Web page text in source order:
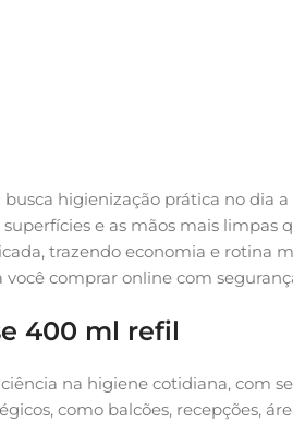
higienização prática no dia
e as mãos mais
trazendo economia e rotina
comprar online com
400 ml refil
na higiene cotidiana, com
como balcões, recepções,